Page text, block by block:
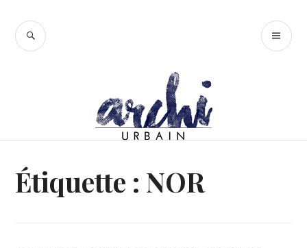
contenu
RECHERCHE
Étiquette : NOR